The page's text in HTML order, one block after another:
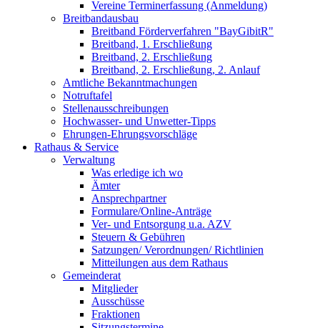
Vereine Terminerfassung (Anmeldung)
Breitbandausbau
Breitband Förderverfahren "BayGibitR"
Breitband, 1. Erschließung
Breitband, 2. Erschließung
Breitband, 2. Erschließung, 2. Anlauf
Amtliche Bekanntmachungen
Notruftafel
Stellenausschreibungen
Hochwasser- und Unwetter-Tipps
Ehrungen-Ehrungsvorschläge
Rathaus & Service
Verwaltung
Was erledige ich wo
Ämter
Ansprechpartner
Formulare/Online-Anträge
Ver- und Entsorgung u.a. AZV
Steuern & Gebühren
Satzungen/ Verordnungen/ Richtlinien
Mitteilungen aus dem Rathaus
Gemeinderat
Mitglieder
Ausschüsse
Fraktionen